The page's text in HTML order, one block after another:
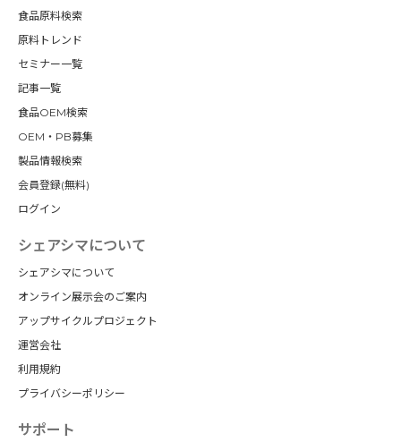
食品原料検索
原料トレンド
セミナー一覧
記事一覧
食品OEM検索
OEM・PB募集
製品情報検索
会員登録(無料)
ログイン
シェアシマについて
シェアシマについて
オンライン展示会のご案内
アップサイクルプロジェクト
運営会社
利用規約
プライバシーポリシー
サポート